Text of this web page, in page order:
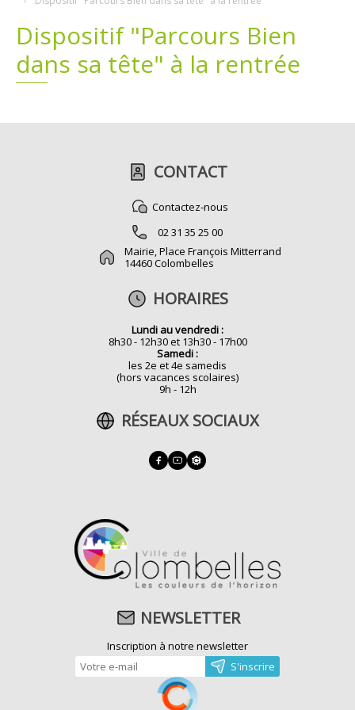
Dispositif "Parcours Bien
dans sa tête" à la rentrée
CONTACT
Contactez-nous
02 31 35 25 00
Mairie, Place François Mitterrand
14460 Colombelles
HORAIRES
Lundi au vendredi :
8h30 - 12h30 et 13h30 - 17h00
Samedi :
les 2e et 4e samedis
(hors vacances scolaires)
9h - 12h
RÉSEAUX SOCIAUX
NEWSLETTER
Inscription à notre newsletter
Plans
Demandes légales
Grands projets